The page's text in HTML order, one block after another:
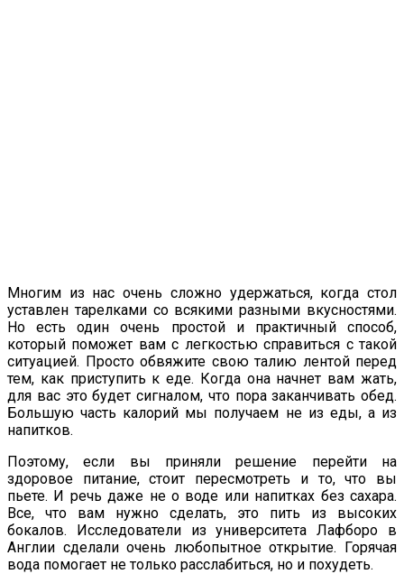
Многим из нас очень сложно удержаться, когда стол
уставлен тарелками со всякими разными вкусностями.
Но есть один очень простой и практичный способ,
который поможет вам с легкостью справиться с такой
ситуацией. Просто обвяжите свою талию лентой перед
тем, как приступить к еде. Когда она начнет вам жать,
для вас это будет сигналом, что пора заканчивать обед.
Большую часть калорий мы получаем не из еды, а из
напитков.
Поэтому, если вы приняли решение перейти на
здоровое питание, стоит пересмотреть и то, что вы
пьете. И речь даже не о воде или напитках без сахара.
Все, что вам нужно сделать, это пить из высоких
бокалов. Исследователи из университета Лафборо в
Англии сделали очень любопытное открытие. Горячая
вода помогает не только расслабиться, но и похудеть.